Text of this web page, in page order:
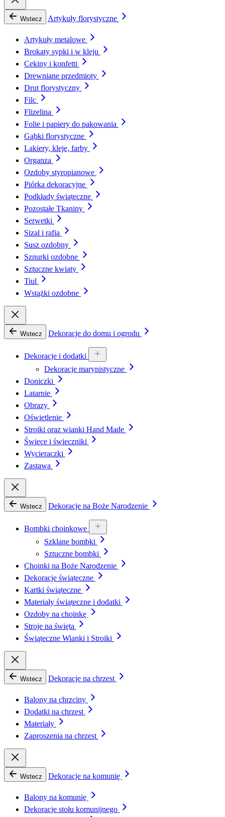
Wstecz Artykuły florystyczne
Artykuły metalowe
Brokaty sypki i w kleju
Cekiny i konfetti
Drewniane przedmioty
Drut florystyczny
Filc
Flizelina
Folie i papiery do pakowania
Gąbki florystyczne
Lakiery, kleje, farby
Organza
Ozdoby styropianowe
Piórka dekoracyjne
Podkłady świąteczne
Pozostałe Tkaniny
Serwetki
Sizal i rafia
Susz ozdobny
Sznurki ozdobne
Sztuczne kwiaty
Tiul
Wstążki ozdobne
Wstecz Dekoracje do domu i ogrodu
Dekoracje i dodatki
Dekoracje marynistyczne
Doniczki
Latarnie
Obrazy
Oświetlenie
Stroiki oraz wianki Hand Made
Świece i świeczniki
Wycieraczki
Zastawa
Wstecz Dekoracje na Boże Narodzenie
Bombki choinkowe
Szklane bombki
Sztuczne bombki
Choinki na Boże Narodzenie
Dekoracje świąteczne
Kartki świąteczne
Materiały świąteczne i dodatki
Ozdoby na choinkę
Stroje na święta
Świąteczne Wianki i Stroiki
Wstecz Dekoracje na chrzest
Balony na chrzciny
Dodatki na chrzest
Materiały
Zaproszenia na chrzest
Wstecz Dekoracje na komunię
Balony na komunię
Dekoracje stołu komunijnego